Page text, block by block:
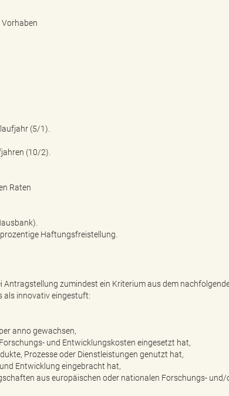
(5/1).
(10/2).
Raten
Haftungsfreistellung.
zumindest ein Kriterium aus dem
als innovativ eingestuft:
anno gewachsen,
und Entwicklungskosten eingesetzt hat,
Prozesse oder Dienstleistungen genutzt hat,
Entwicklung eingebracht hat,
aus europäischen oder nationalen Forschungs- und/